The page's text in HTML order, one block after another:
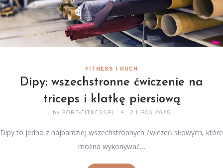
FITNESS I RUCH
Dipy: wszechstronne ćwiczenie na
triceps i klatkę piersiową
by PORT-FITNESS.PL 2 LIPCA 2025
Dipy to jedno z najbardziej wszechstronnych ćwiczeń siłowych, które
można wykonywać…